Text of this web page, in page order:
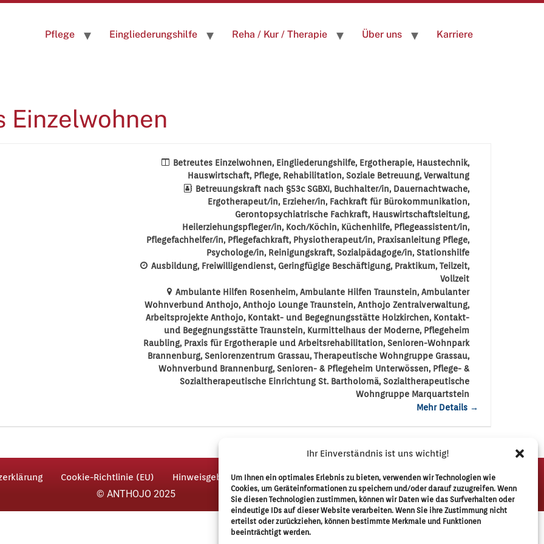
Ihr Einverständnis ist uns wichtig!
Um Ihnen ein optimales Erlebnis zu bieten, verwenden wir Technologien wie
Cookies, um Geräteinformationen zu speichern und/oder darauf zuzugreifen. Wenn
Sie diesen Technologien zustimmen, können wir Daten wie das Surfverhalten oder
eindeutige IDs auf dieser Website verarbeiten. Wenn Sie ihre Zustimmung nicht
erteilst oder zurückziehen, können bestimmte Merkmale und Funktionen
beeinträchtigt werden.
Pflege Eingliederungshilfe Reha / Kur / Therapie Über uns Karriere
Einzelwohnen
Betreutes Einzelwohnen Eingliederungshilfe Ergotherapie Haustechnik
Hauswirtschaft Pflege Rehabilitation Soziale Betreuung Verwaltung
Betreuungskraft nach §53c SGBXI Buchhalter/in Dauernachtwache
Ergotherapeut/in Erzieher/in Fachkraft für Bürokommunikation
Gerontopsychiatrische Fachkraft Hauswirtschaftsleitung
Heilerziehungspfleger/in Koch/Köchin Küchenhilfe Pflegeassistent/in
Pflegefachhelfer/in Pflegefachkraft Physiotherapeut/in Praxisanleitung Pflege
Psychologe/in Reinigungskraft Sozialpädagoge/in Stationshilfe
Ausbildung Freiwilligendienst Geringfügige Beschäftigung Praktikum Teilzeit
Vollzeit
Ambulante Hilfen Rosenheim Ambulante Hilfen Traunstein Ambulanter
Wohnverbund Anthojo Anthojo Lounge Traunstein Anthojo Zentralverwaltung
Arbeitsprojekte Anthojo Kontakt- und Begegnungsstätte Holzkirchen Kontakt-
und Begegnungsstätte Traunstein Kurmittelhaus der Moderne Pflegeheim
Raubling Praxis für Ergotherapie und Arbeitsrehabilitation Senioren-Wohnpark
Brannenburg Seniorenzentrum Grassau Therapeutische Wohngruppe Grassau
Wohnverbund Brannenburg Senioren- & Pflegeheim Unterwössen Pflege- &
Sozialtherapeutische Einrichtung St. Bartholomä Sozialtherapeutische
Wohngruppe Marquartstein
Mehr Details
Cookie-Richtlinie (EU) Hinweisgeberschutz Impressum
© ANTHOJO 2025